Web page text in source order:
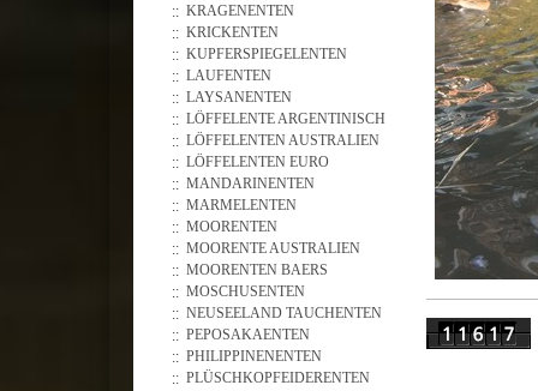
KRAGENENTEN
KRICKENTEN
KUPFERSPIEGELENTEN
LAUFENTEN
LAYSANENTEN
LÖFFELENTE ARGENTINISCH
LÖFFELENTEN AUSTRALIEN
LÖFFELENTEN EURO
MANDARINENTEN
MARMELENTEN
MOORENTEN
MOORENTE AUSTRALIEN
MOORENTEN BAERS
MOSCHUSENTEN
NEUSEELAND TAUCHENTEN
PEPOSAKAENTEN
PHILIPPINENENTEN
PLÜSCHKOPFEIDERENTEN